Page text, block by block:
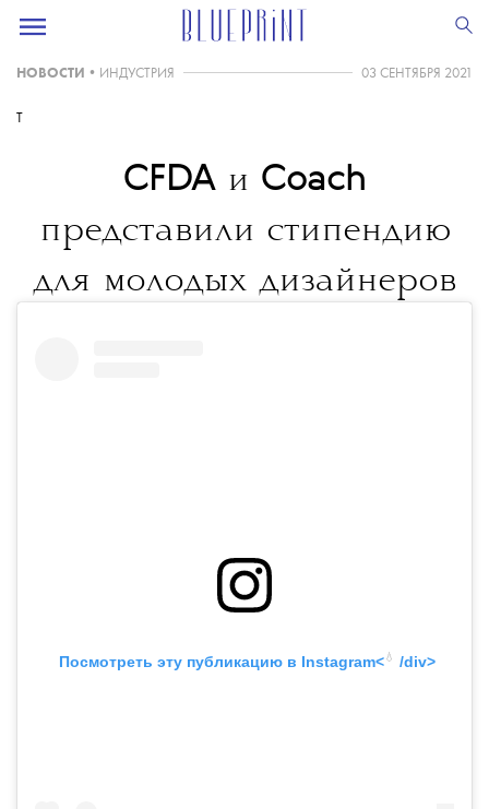
НОВОСТИ • ИНДУСТРИЯ 03 СЕНТЯБРЯ 2021
T
CFDAи Coach
представили стипендию
для молодых дизайнеров
Посмотреть эту публикацию в Instagram<💧 /div>